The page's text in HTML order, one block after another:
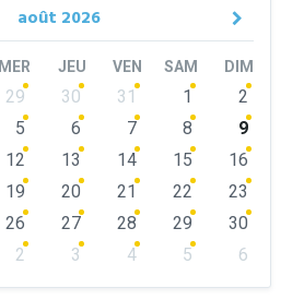
août 2026
MER JEU VEN SAM DIM
29 30 31 1
2
5 6 7 8
9
12 13 14 15
16
19 20 21 22
23
26 27 28 29
30
2 3 4 5
6